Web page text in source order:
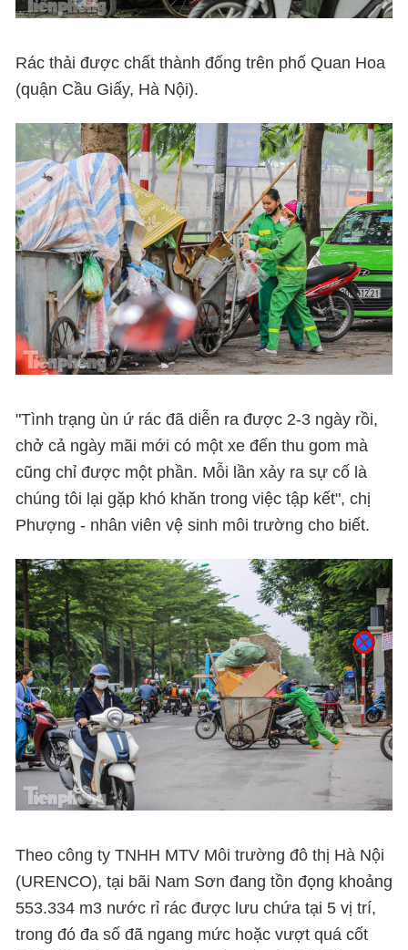
Rác thải được chất thành đống trên phố Quan Hoa
(quận Cầu Giấy, Hà Nội).
"Tình trạng ùn ứ rác đã diễn ra được 2-3 ngày rồi,
chở cả ngày mãi mới có một xe đến thu gom mà
cũng chỉ được một phần. Mỗi lần xảy ra sự cố là
chúng tôi lại gặp khó khăn trong việc tập kết", chị
Phượng - nhân viên vệ sinh môi trường cho biết.
Theo công ty TNHH MTV Môi trường đô thị Hà Nội
(URENCO), tại bãi Nam Sơn đang tồn đọng khoảng
553.334 m3 nước rỉ rác được lưu chứa tại 5 vị trí,
trong đó đa số đã ngang mức hoặc vượt quá cốt